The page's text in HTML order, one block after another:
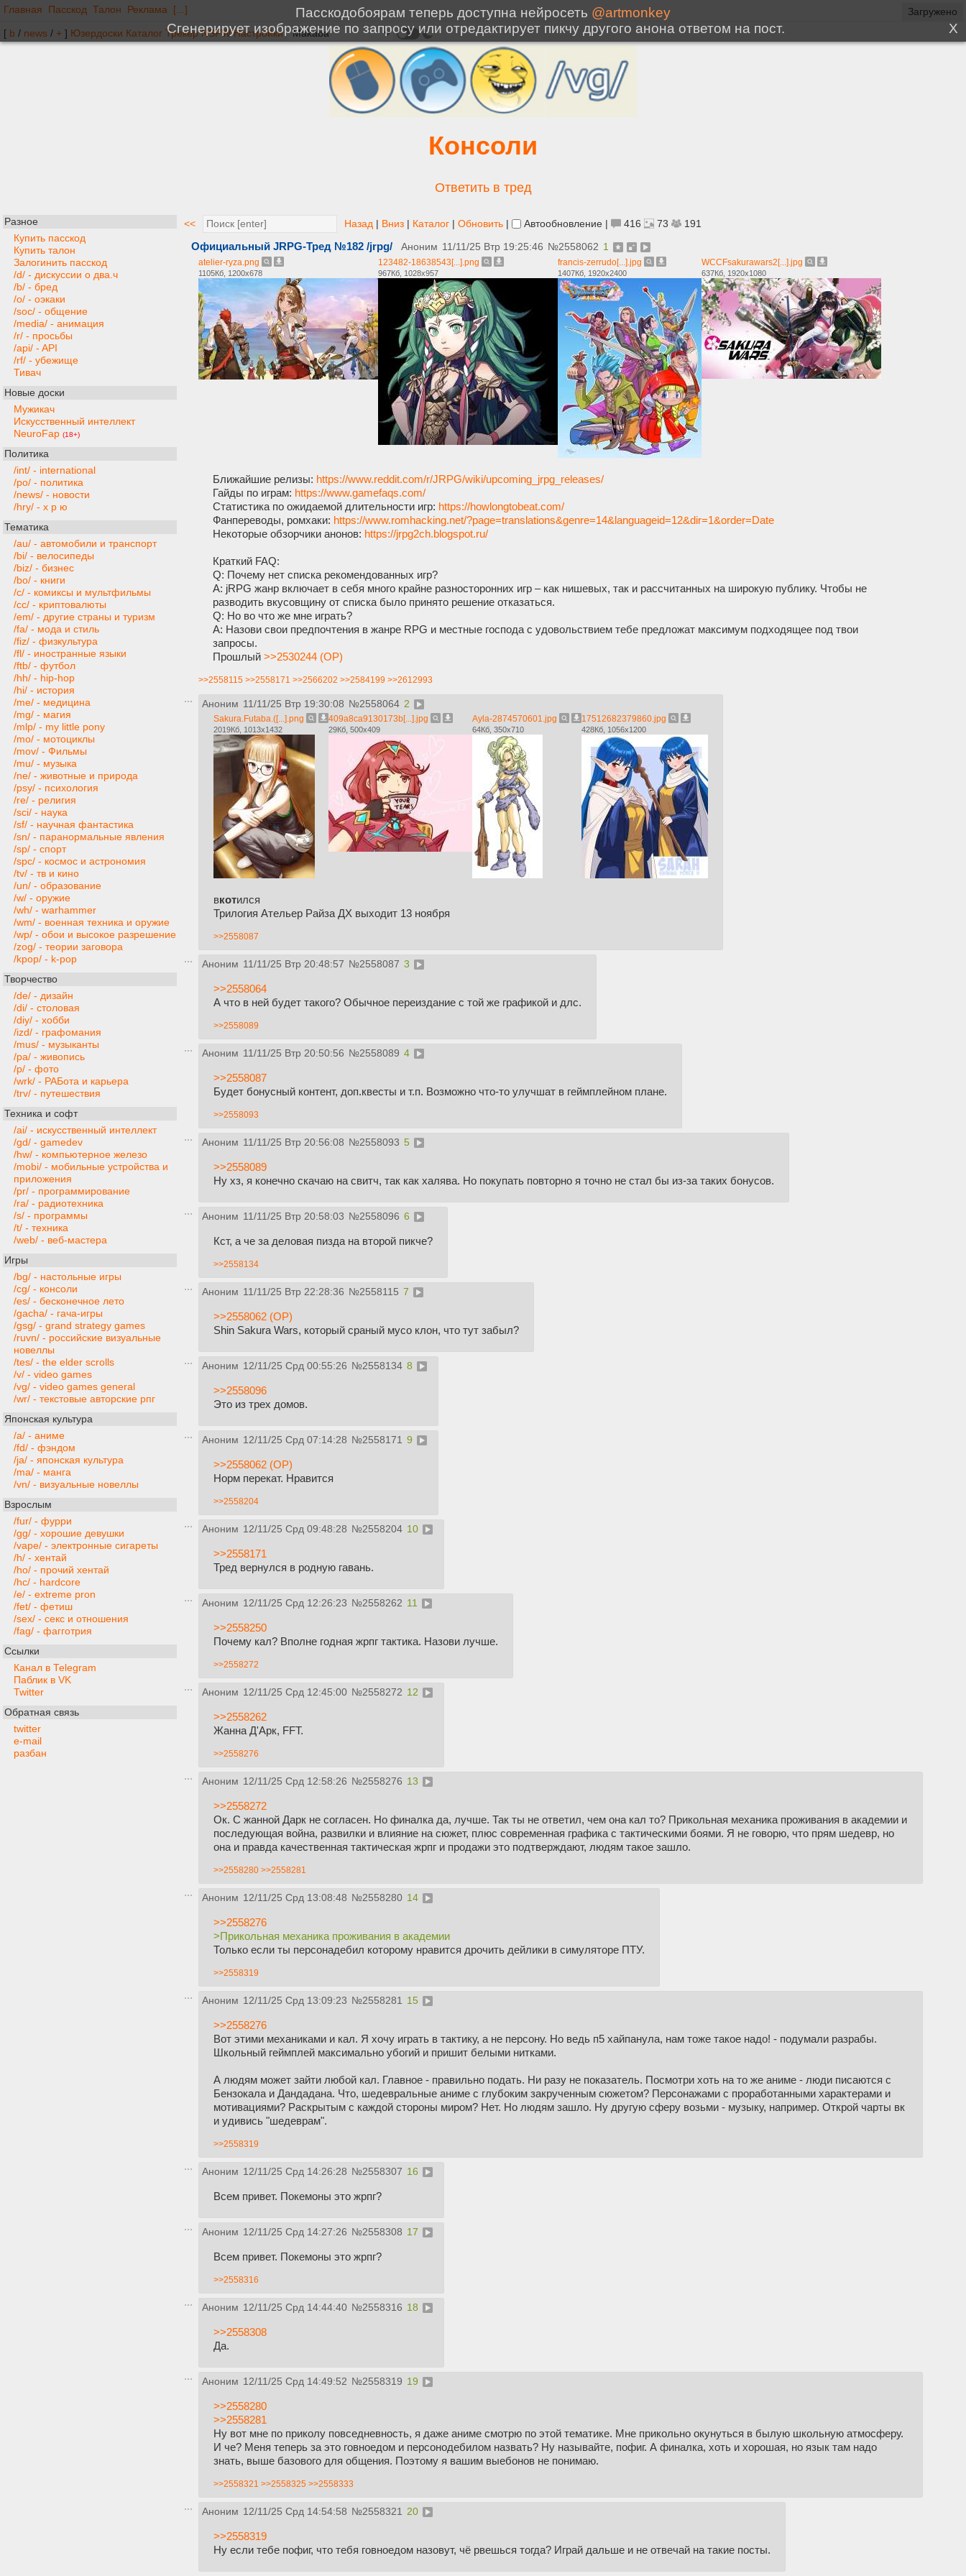
Главная Пасскод Талон Реклама [...]
[ b / news / + ] Юзердоски Каталог Трекер NSFW Настройки
Консоли
Ответить в тред
Разное
Купить пасскод
Купить талон
Залогинить пасскод
/d/ - дискуссии о два.ч
/b/ - бред
/o/ - оэкаки
/soc/ - общение
/media/ - анимация
/r/ - просьбы
/api/ - API
/rf/ - убежище
Тивач
Новые доски
Мужикач
Искусственный интеллект
NeuroFap (18+)
Политика
/int/ - international
/po/ - политика
/news/ - новости
/hry/ - х р ю
Тематика
/au/ - автомобили и транспорт
/bi/ - велосипеды
/biz/ - бизнес
/bo/ - книги
/c/ - комиксы и мультфильмы
/cc/ - криптовалюты
/em/ - другие страны и туризм
/fa/ - мода и стиль
/fiz/ - физкультура
/fl/ - иностранные языки
/ftb/ - футбол
/hh/ - hip-hop
/hi/ - история
/me/ - медицина
/mg/ - магия
/mlp/ - my little pony
/mo/ - мотоциклы
/mov/ - Фильмы
/mu/ - музыка
/ne/ - животные и природа
/psy/ - психология
/re/ - религия
/sci/ - наука
/sf/ - научная фантастика
/sn/ - паранормальные явления
/sp/ - спорт
/spc/ - космос и астрономия
/tv/ - тв и кино
/un/ - образование
/w/ - оружие
/wh/ - warhammer
/wm/ - военная техника и оружие
/wp/ - обои и высокое разрешение
/zog/ - теории заговора
/kpop/ - k-pop
Творчество
/de/ - дизайн
/di/ - столовая
/diy/ - хобби
/izd/ - графомания
/mus/ - музыканты
/pa/ - живопись
/p/ - фото
/wrk/ - РАБота и карьера
/trv/ - путешествия
Техника и софт
/ai/ - искусственный интеллект
/gd/ - gamedev
/hw/ - компьютерное железо
/mobi/ - мобильные устройства и
приложения
/pr/ - программирование
/ra/ - радиотехника
/s/ - программы
/t/ - техника
/web/ - веб-мастера
Игры
/bg/ - настольные игры
/cg/ - консоли
/es/ - бесконечное лето
/gacha/ - гача-игры
/gsg/ - grand strategy games
/ruvn/ - российские визуальные
новеллы
/tes/ - the elder scrolls
/v/ - video games
/vg/ - video games general
/wr/ - текстовые авторские рпг
Японская культура
/a/ - аниме
/fd/ - фэндом
/ja/ - японская культура
/ma/ - манга
/vn/ - визуальные новеллы
Взрослым
/fur/ - фурри
/gg/ - хорошие девушки
/vape/ - электронные сигареты
/h/ - хентай
/ho/ - прочий хентай
/hc/ - hardcore
/e/ - extreme pron
/fet/ - фетиш
/sex/ - секс и отношения
/fag/ - фагготрия
Ссылки
Канал в Telegram
Паблик в VK
Twitter
Обратная связь
twitter
e-mail
разбан
<< Назад | Вниз | Каталог | Обновить | Автообновление | 416 73 191
Официальный JRPG-Тред №182 /jrpg/ Аноним 11/11/25 Втр 19:25:46 №2558062 1
atelier-ryza.png
1105Кб, 1200x678
123482-18638543[...].png
967Кб, 1028x957
francis-zerrudo[...].jpg
1407Кб, 1920x2400
WCCFsakurawars2[...].jpg
637Кб, 1920x1080
Ближайшие релизы: https://www.reddit.com/r/JRPG/wiki/upсоming_jrpg_releases/
Гайды по играм: https://www.gamеfаqs.com/
Статистика по ожидаемой длительности игр: https://howlongtobeat.com/
Фанпереводы, ромхаки: https://www.romhacking.net/?page=translations&genre=14&languageid=12&dir=1&order=Date
Некоторые обзорчики анонов: https://jrpg2ch.blogspot.ru/
Краткий FAQ:
Q: Почему нет списка рекомендованных игр?
А: jRPG жанр включает в себя много крайне разносторонних игр – как нишевых, так и рассчитанных на широкую публику. Чтобы не
разводить вкусовщину от списка было принято решение отказаться.
Q: Но во что же мне играть?
A: Назови свои предпочтения в жанре RPG и местные господa с удовольствием тебе предложат максимум подходящее под твои
запросы.
Прошлый >>2530244 (OP)
>>2558115 >>2558171 >>2566202 >>2584199 >>2612993
Аноним 11/11/25 Втр 19:30:08 №2558064 2
Sakura.Futaba.([...].png
2019Кб, 1013x1432
409a8ca9130173b[...].jpg
29Кб, 500x409
Ayla-2874570601.jpg
64Кб, 350x710
17512682379860.jpg
428Кб, 1056x1200
вкотился
Трилогия Ательер Райза ДХ выходит 13 ноября
>>2558087
Аноним 11/11/25 Втр 20:48:57 №2558087 3
>>2558064
А что в ней будет такого? Обычное переиздание с той же графикой и длс.
>>2558089
Аноним 11/11/25 Втр 20:50:56 №2558089 4
>>2558087
Будет бонусный контент, доп.квесты и т.п. Возможно что-то улучшат в геймплейном плане.
>>2558093
Аноним 11/11/25 Втр 20:56:08 №2558093 5
>>2558089
Ну хз, я конечно скачаю на свитч, так как халява. Но покупать повторно я точно не стал бы из-за таких бонусов.
Аноним 11/11/25 Втр 20:58:03 №2558096 6
Кст, а че за деловая пизда на второй пикче?
>>2558134
Аноним 11/11/25 Втр 22:28:36 №2558115 7
>>2558062 (OP)
Shin Sakura Wars, который сраный мусо клон, что тут забыл?
Аноним 12/11/25 Срд 00:55:26 №2558134 8
>>2558096
Это из трех домов.
Аноним 12/11/25 Срд 07:14:28 №2558171 9
>>2558062 (OP)
Норм перекат. Нравится
>>2558204
Аноним 12/11/25 Срд 09:48:28 №2558204 10
>>2558171
Тред вернулся в родную гавань.
Аноним 12/11/25 Срд 12:26:23 №2558262 11
>>2558250
Почему кал? Вполне годная жрпг тактика. Назови лучше.
>>2558272
Аноним 12/11/25 Срд 12:45:00 №2558272 12
>>2558262
Жанна Д'Арк, FFT.
>>2558276
Аноним 12/11/25 Срд 12:58:26 №2558276 13
>>2558272
Ок. С жанной Дарк не согласен. Но финалка да, лучше. Так ты не ответил, чем она кал то? Прикольная механика проживания в академии и
последующая война, развилки и влияние на сюжет, плюс современная графика с тактическими боями. Я не говорю, что прям шедевр, но
она и правда качественная тактическая жрпг и продажи это подтверждают, людям такое зашло.
>>2558280 >>2558281
Аноним 12/11/25 Срд 13:08:48 №2558280 14
>>2558276
>Прикольная механика проживания в академии
Только если ты персонадебил которому нравится дрочить дейлики в симуляторе ПТУ.
>>2558319
Аноним 12/11/25 Срд 13:09:23 №2558281 15
>>2558276
Вот этими механиками и кал. Я хочу играть в тактику, а не персону. Но ведь п5 хайпанула, нам тоже такое надо! - подумали разрабы.
Школьный геймплей максимально убогий и пришит белыми нитками.
А людям может зайти любой кал. Главное - правильно подать. Ни разу не показатель. Посмотри хоть на то же аниме - люди писаются с
Бензокала и Дандадана. Что, шедевральные аниме с глубоким закрученным сюжетом? Персонажами с проработанными характерами и
мотивациями? Раскрытым с каждой стороны миром? Нет. Но людям зашло. Ну другую сферу возьми - музыку, например. Открой чарты вк
и удивись "шедеврам".
>>2558319
Аноним 12/11/25 Срд 14:26:28 №2558307 16
Всем привет. Покемоны это жрпг?
Аноним 12/11/25 Срд 14:27:26 №2558308 17
Всем привет. Покемоны это жрпг?
>>2558316
Аноним 12/11/25 Срд 14:44:40 №2558316 18
>>2558308
Да.
Аноним 12/11/25 Срд 14:49:52 №2558319 19
>>2558280
>>2558281
Ну вот мне по приколу повседневность, я даже аниме смотрю по этой тематике. Мне прикольно окунуться в былую школьную атмосферу.
И че? Меня теперь за это говноедом и персонодебилом назвать? Ну называйте, пофиг. А финалка, хоть и хорошая, но язык там надо
знать, выше базового для общения. Поэтому я вашим выебонов не понимаю.
>>2558321 >>2558325 >>2558333
Аноним 12/11/25 Срд 14:54:58 №2558321 20
>>2558319
Ну если тебе пофиг, что тебя говноедом назовут, чё рвешься тогда? Играй дальше и не отвечай на такие посты.